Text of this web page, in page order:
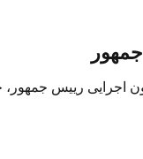
رییس جمهور،